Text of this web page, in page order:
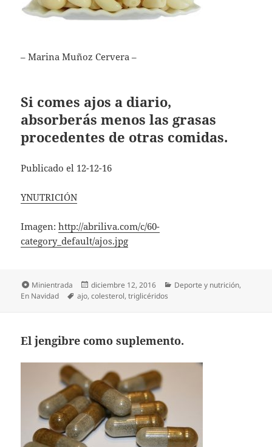
– Marina Muñoz Cervera –
Si comes ajos a diario,
absorberás menos las grasas
procedentes de otras comidas.
Publicado el 12-12-16
YNUTRICIÓN
Imagen:http://abriliva.com/c/60-
category_default/ajos.jpg
Formato
Minientrada
Publicado
el
diciembre 12, 2016 Categorías
Deporte y nutrición,
En Navidad
Etiquetas
ajo,colesterol,triglicéridos
El jengibre como suplemento.